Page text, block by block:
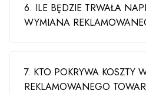
6. ILE BĘDZIE TRWAŁA
WYMIANA
7. KTO POKRYWA KOSZTY
REKLAMOWANEGO